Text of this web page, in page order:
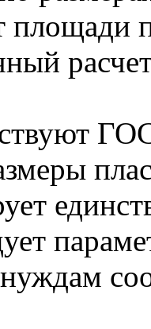
площади
нуждам